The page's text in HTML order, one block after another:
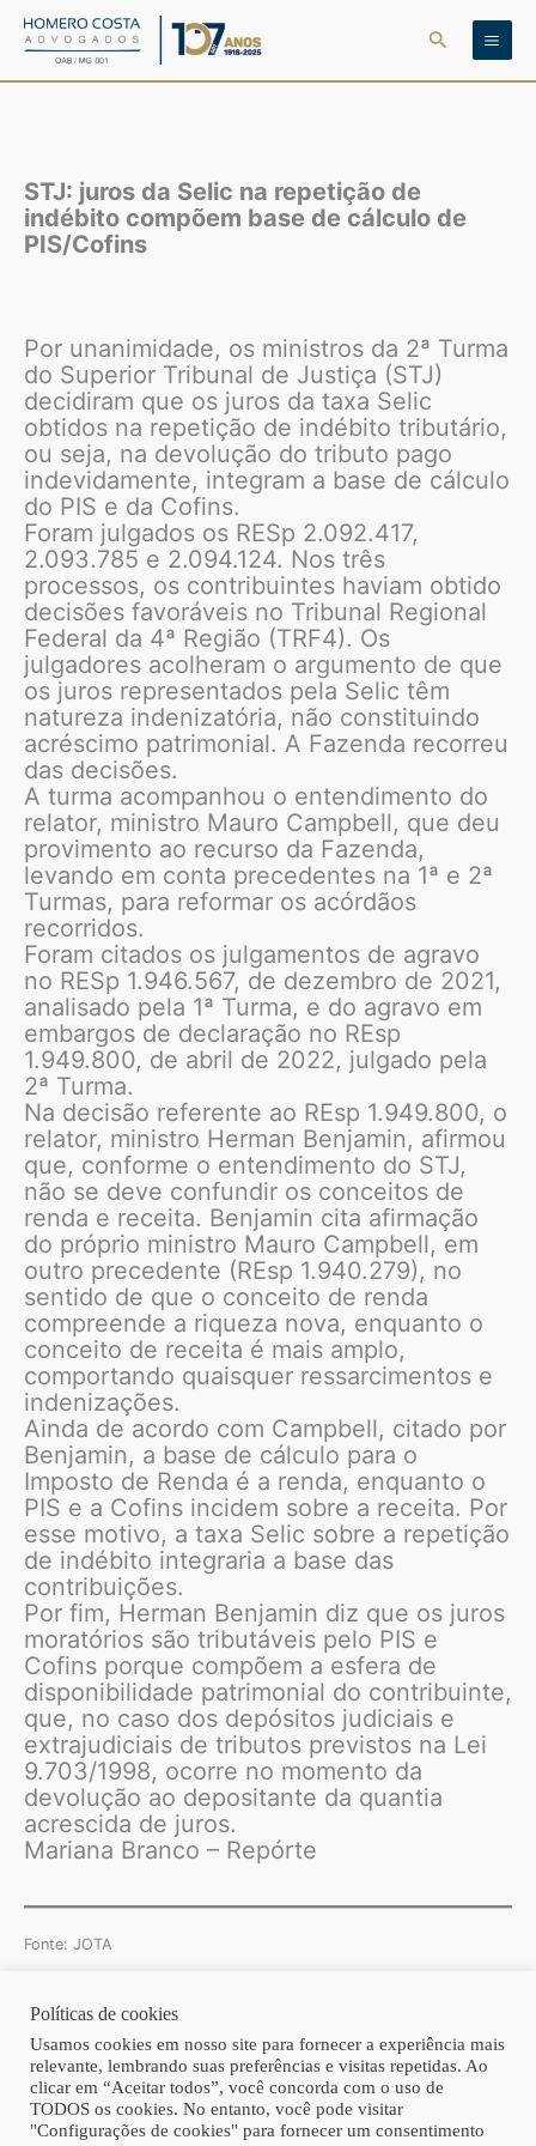
para
Pesquisar
STJ: juros da Selic na repetição de
indébito compõem base de cálculo de
PIS/Cofins
Por unanimidade, os ministros da 2ª Turma
do Superior Tribunal de Justiça (STJ)
decidiram que os juros da taxa Selic
obtidos na repetição de indébito tributário,
ou seja, na devolução do tributo pago
indevidamente, integram a base de cálculo
do PIS e da Cofins.
Foram julgados os RESp 2.092.417,
2.093.785 e 2.094.124. Nos três
processos, os contribuintes haviam obtido
decisões favoráveis no Tribunal Regional
Federal da 4ª Região (TRF4). Os
julgadores acolheram o argumento de que
os juros representados pela Selic têm
natureza indenizatória, não constituindo
acréscimo patrimonial. A Fazenda recorreu
das decisões.
A turma acompanhou o entendimento do
relator, ministro Mauro Campbell, que deu
provimento ao recurso da Fazenda,
levando em conta precedentes na 1ª e 2ª
Turmas, para reformar os acórdãos
recorridos.
Foram citados os julgamentos de agravo
no RESp 1.946.567, de dezembro de 2021,
analisado pela 1ª Turma, e do agravo em
embargos de declaração no REsp
1.949.800, de abril de 2022, julgado pela
2ª Turma.
Na decisão referente ao REsp 1.949.800, o
relator, ministro Herman Benjamin, afirmou
que, conforme o entendimento do STJ,
não se deve confundir os conceitos de
renda e receita. Benjamin cita afirmação
do próprio ministro Mauro Campbell, em
outro precedente (REsp 1.940.279), no
sentido de que o conceito de renda
compreende a riqueza nova, enquanto o
conceito de receita é mais amplo,
comportando quaisquer ressarcimentos e
indenizações.
Ainda de acordo com Campbell, citado por
Benjamin, a base de cálculo para o
Imposto de Renda é a renda, enquanto o
PIS e a Cofins incidem sobre a receita. Por
esse motivo, a taxa Selic sobre a repetição
de indébito integraria a base das
contribuições.
Por fim, Herman Benjamin diz que os juros
moratórios são tributáveis pelo PIS e
Cofins porque compõem a esfera de
disponibilidade patrimonial do contribuinte,
que, no caso dos depósitos judiciais e
extrajudiciais de tributos previstos na Lei
9.703/1998, ocorre no momento da
devolução ao depositante da quantia
acrescida de juros.
Mariana Branco – Repórte
Fonte: JOTA
Copyright © 2026 | Homero Costa Advogados
Políticas de cookies
Usamos cookies em nosso site para fornecer a experiência mais
relevante, lembrando suas preferências e visitas repetidas. Ao
clicar em “Aceitar todos”, você concorda com o uso de
TODOS os cookies. No entanto, você pode visitar
"Configurações de cookies" para fornecer um consentimento